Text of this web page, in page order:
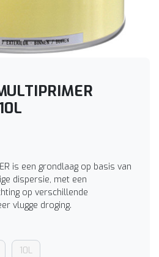
is een grondlaag op basis van
dispersie, met een
op verschillende
vlugge droging.
10L